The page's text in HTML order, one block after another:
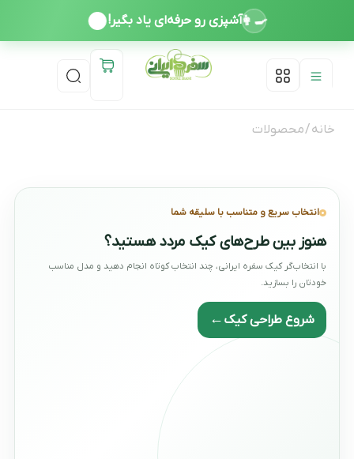
👩‍🍳آشپزی رو حرفه‌ای یاد بگیر!
خانه/ محصولات
انتخاب سریع و متناسب با سلیقه شما
هنوز بین طرح‌های کیک مردد هستید؟
با انتخاب‌گر کیک سفره ایرانی، چند انتخاب کوتاه انجام دهید و مدل مناسب
خودتان را بسازید.
شروع طراحی کیک ←